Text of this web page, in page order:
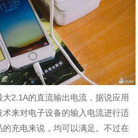
2.1A的直流输出电流，据说应用
来对电子设备的输入电流进行适
充电来说，均可以满足。不过在